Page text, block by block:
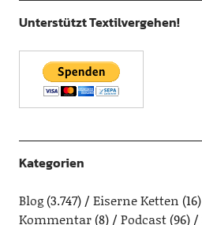
Unterstützt Textilvergehen!
Kategorien
Blog(3.747) Eiserne Ketten (16)
Kommentar(8) Podcast(96)